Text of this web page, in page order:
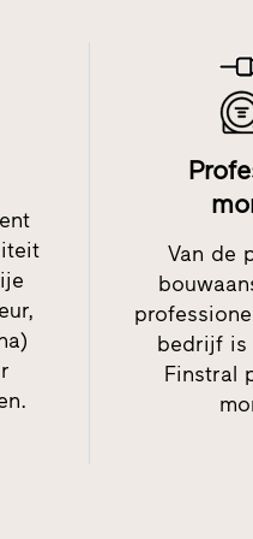
Van de
bedrijf is
Finstral